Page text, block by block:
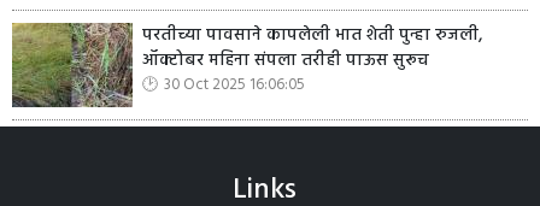
परतीच्या पावसाने कापलेली भात शेती पुन्हा रुजली,
ऑक्टोबर महिना संपला तरीही पाऊस सुरूच
30 Oct 2025 16:06:05
Links